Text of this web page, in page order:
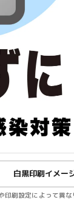
白黒印刷イメー
刷設定によって異な